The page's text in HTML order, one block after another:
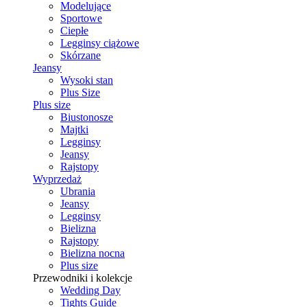
Modelujące
Sportowe
Ciepłe
Legginsy ciążowe
Skórzane
Jeansy
Wysoki stan
Plus Size
Plus size
Biustonosze
Majtki
Legginsy
Jeansy
Rajstopy
Wyprzedaż
Ubrania
Jeansy
Legginsy
Bielizna
Rajstopy
Bielizna nocna
Plus size
Przewodniki i kolekcje
Wedding Day
Tights Guide